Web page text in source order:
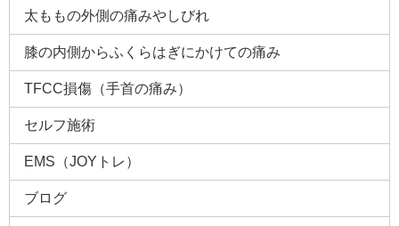
太ももの外側の痛みやしびれ
膝の内側からふくらはぎにかけての痛み
TFCC損傷（手首の痛み）
セルフ施術
EMS（JOYトレ）
ブログ